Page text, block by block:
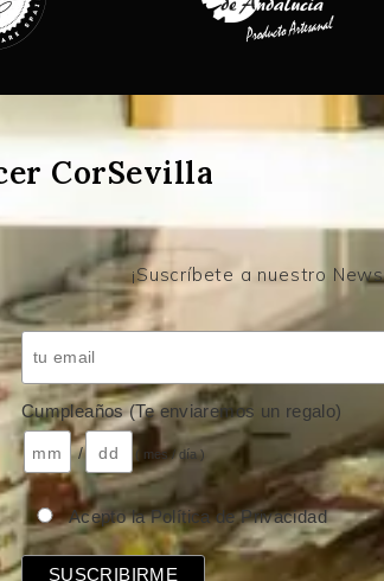
CorSevilla
¡Suscríbete a nuestro
Cumpleaños (Te enviaremos un regalo)
/ ( mes / día )
Acepto la Política de Privacidad